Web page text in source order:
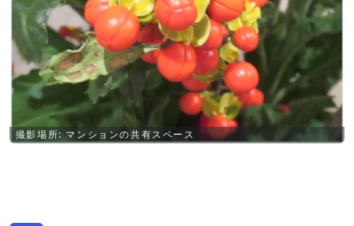
撮影場所: マンションの共有スペース